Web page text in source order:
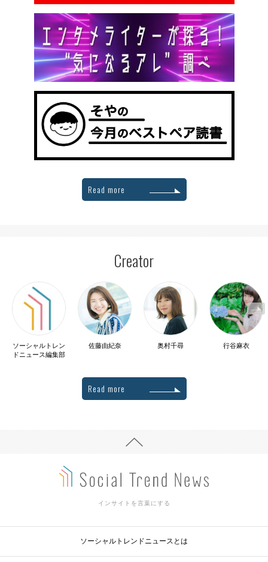
Read more
Creator
ソーシャルトレン
ドニュース編集部
佐藤由紀奈 奥村千尋 行谷麻衣
Read more
インサイトを言葉にする
ソーシャルトレンドニュースとは